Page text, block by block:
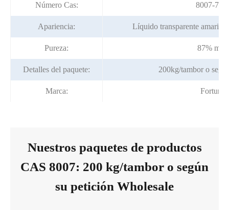
Número Cas: 8007-70-3
Apariencia: Líquido transparente
Pureza: 87% min.
Detalles del paquete: 200kg/tambor o
Marca: Fortuna
Nuestros paquetes de productos
CAS 8007: 200 kg/tambor o según
su petición Wholesale